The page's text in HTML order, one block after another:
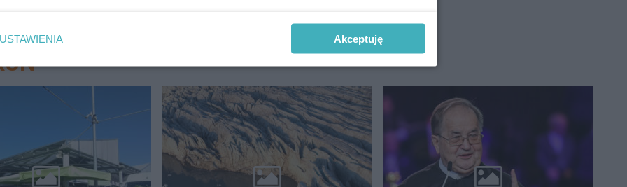
USTAWIENIA Akceptuję